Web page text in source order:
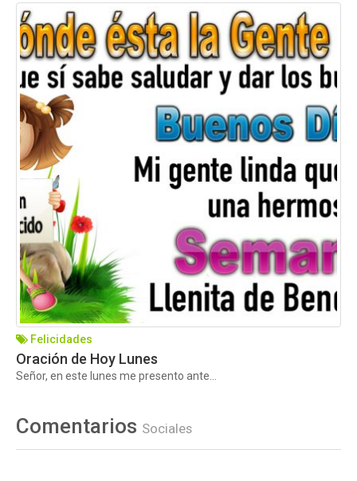
Felicidades
Oración de Hoy Lunes
Señor, en este lunes me presento ante...
Comentarios Sociales